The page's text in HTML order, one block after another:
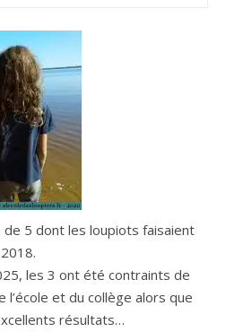
de 5 dont les loupiots faisaient
les 3 ont été contraints de
et du collège alors que
résultats…